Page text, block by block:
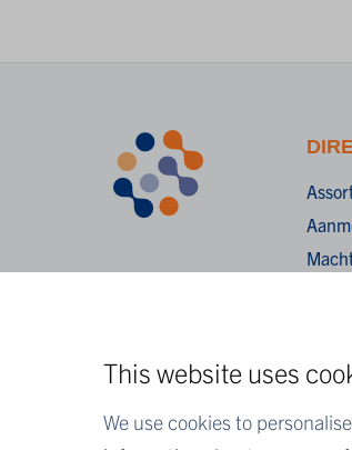
This website uses
We use cookies to
Vind